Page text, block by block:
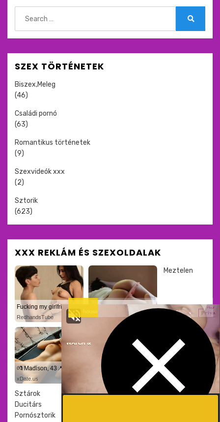
for:
SZEX TÖRTÉNETEK
Biszex,Meleg
(46)
Családi pornó
(63)
Romantikus történetek
(9)
Szexvideók xxx
(2)
Sztorik
(623)
XXX REKLÁM ÉS SZEXOLDALAK
RedhandsTube xDate
xDate.us
💄 Amelia, 37📍Columbus
us.hookup
Meztelen
Sztárok
Ducitárs
Pornósztorik